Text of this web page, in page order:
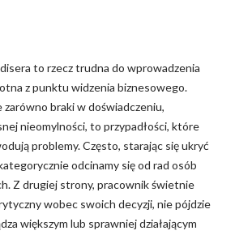
to rzecz trudna do wprowadzenia
z punktu widzenia biznesowego.
braki w doświadczeniu,
nieomylności, to przypadłości, które
problemy. Często, starając się ukryć
odcinamy się od rad osób
Z drugiej strony, pracownik świetnie
wobec swoich decyzji, nie pójdzie
większym lub sprawniej działającym